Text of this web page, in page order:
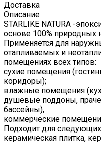
Доставка
Описание
STARLIKE NATURA -
основе 100% природных
Применяется для
отапливаемых и
помещениях всех типов:
сухие помещения
коридоры);
влажные помещения
душевые поддоны,
бассейны),
коммерческие
Подходит для
керамическая плитка,